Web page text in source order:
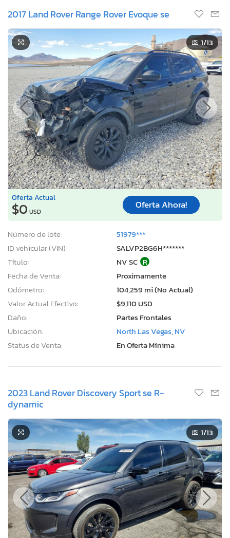
2017 Land Rover Range Rover Evoque se
1/13
Oferta Actual
$0 USD
Oferta Ahora!
Número de lote:
51979***
ID vehicular (VIN):
SALVP2BG6H*******
Título:
NV SC R
Fecha de Venta:
Proximamente
Odómetro:
104,259 mi (No Actual)
Valor Actual Efectivo:
$9,110 USD
Daño:
Partes Frontales
Ubicación:
North Las Vegas, NV
Status de Venta:
En Oferta Mínima
2023 Land Rover Discovery Sport se R-
dynamic
1/13